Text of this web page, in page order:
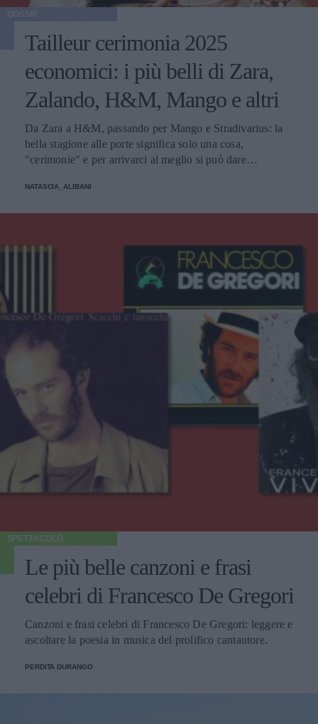
Tailleur cerimonia 2025
economici: i più belli di Zara,
Zalando, H&M, Mango e altri
Da Zara a H&M, passando per Mango e Stradivarius: la
bella stagione alle porte significa solo una cosa,
"cerimonie" e per arrivarci al meglio si può dare
NATASCIA_ALIBANI
SPETTACOLO
Le più belle canzoni e frasi
celebri di Francesco De Gregori
Canzoni e frasi celebri di Francesco De Gregori: leggere e
ascoltare la poesia in musica del prolifico cantautore.
PERDITA DURANGO